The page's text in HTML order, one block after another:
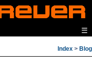
☰
Index > Blog